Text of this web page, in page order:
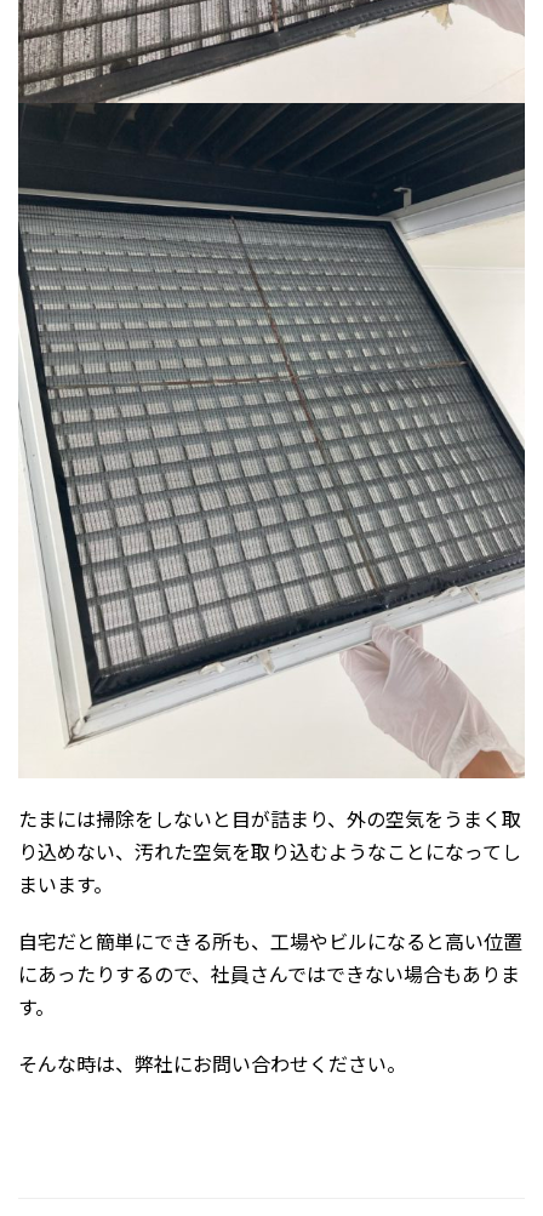
たまには掃除をしないと目が詰まり、外の空気をうまく取
り込めない、汚れた空気を取り込むようなことになってし
まいます。
自宅だと簡単にできる所も、工場やビルになると高い位置
にあったりするので、社員さんではできない場合もありま
す。
そんな時は、弊社にお問い合わせください。